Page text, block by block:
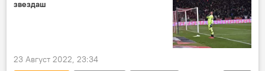
звездаш
23 Август 2022, 23:34